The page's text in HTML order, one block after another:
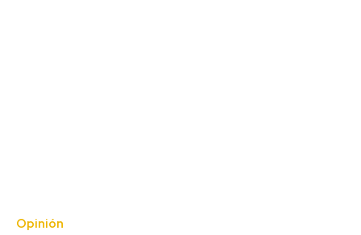
Opinión